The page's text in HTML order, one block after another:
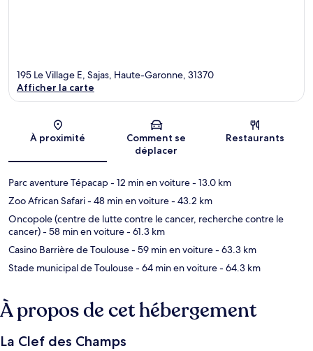
Carte
195 Le Village E, Sajas, Haute-Garonne, 31370
Afficher la carte
À proximité
Comment se
déplacer
Restaurants
Parc aventure Tépacap- 12 min en voiture- 13.0 km
Zoo African Safari- 48 min en voiture- 43.2 km
Oncopole (centre de lutte contre le cancer, recherche contre le
cancer)- 58 min en voiture- 61.3 km
Casino Barrière de Toulouse- 59 min en voiture- 63.3 km
Stade municipal de Toulouse- 64 min en voiture- 64.3 km
À propos de cet hébergement
La Clef des Champs